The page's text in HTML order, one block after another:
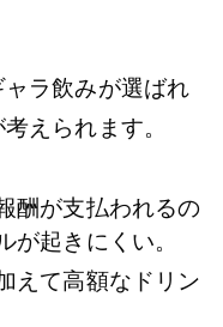
ラ飲みが選ばれ
えられます。
酬が支払われるの
が起きにくい。
えて高額なドリン